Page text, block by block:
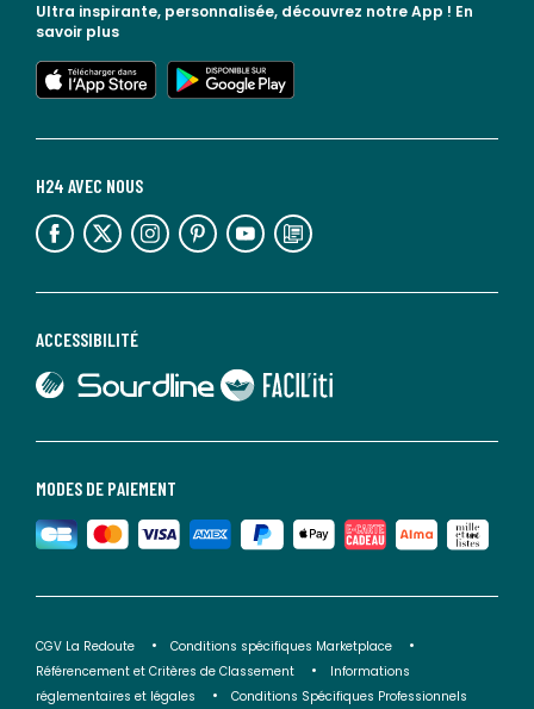
MODES DE PAIEMENT
ACCESSIBILITÉ
lien vers Sourdline
lien vers Faciliti
H24 AVEC NOUS
lien vers l'espace réseaux sociaux lien vers l'espace réseaux sociaux lien vers l'espace réseaux sociaux lien vers l'espace réseaux sociaux lien vers l'espace réseaux sociaux lien vers le blog la redoute
Ultra inspirante, personnalisée, découvrez notre App ! En
savoir plus
lien vers l'app store
lien vers google play
CGV La Redoute
Conditions spécifiques Marketplace
Référencement et Critères de Classement
Informations
réglementaires et légales
Conditions Spécifiques Professionnels